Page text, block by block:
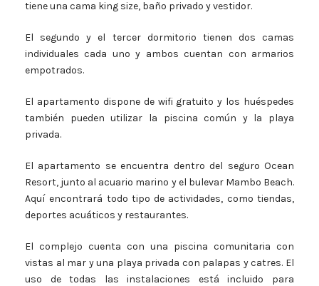
tiene una cama king size, baño privado y vestidor.
El segundo y el tercer dormitorio tienen dos camas
individuales cada uno y ambos cuentan con armarios
empotrados.
El apartamento dispone de wifi gratuito y los huéspedes
también pueden utilizar la piscina común y la playa
privada.
El apartamento se encuentra dentro del seguro Ocean
Resort, junto al acuario marino y el bulevar Mambo Beach.
Aquí encontrará todo tipo de actividades, como tiendas,
deportes acuáticos y restaurantes.
El complejo cuenta con una piscina comunitaria con
vistas al mar y una playa privada con palapas y catres. El
uso de todas las instalaciones está incluido para